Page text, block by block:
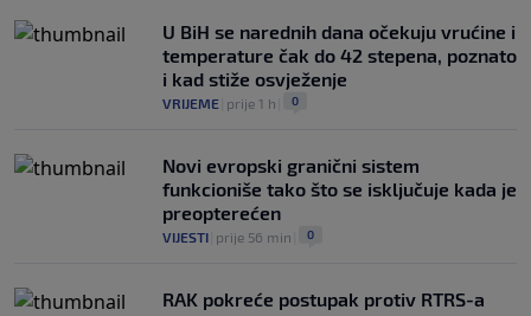
U BiH se narednih dana očekuju vrućine i
temperature čak do 42 stepena, poznato
i kad stiže osvježenje
VRIJEME prije 1 h 0
Novi evropski granični sistem
funkcioniše tako što se isključuje kada je
preopterećen
VIJESTI prije 56 min 0
RAK pokreće postupak protiv RTRS-a